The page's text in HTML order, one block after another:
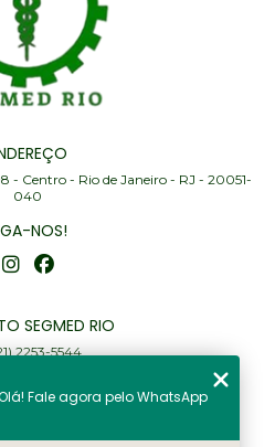
- Centro - Rio de Janeiro - RJ - 20051-
040
NOS!
SEGMED RIO
2253-5544
97905-3352
Fale agora pelo WhatsApp